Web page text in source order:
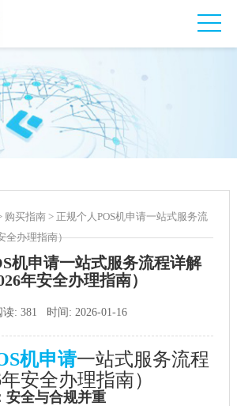
购买指南> 正规个人POS机申请一站式服务流
全办理指南）
机申请一站式服务流程详解
年安全办理指南）
读: 381 时间: 2026-01-16
机申请一站式服务流程
安全办理指南）
安全与合规并重